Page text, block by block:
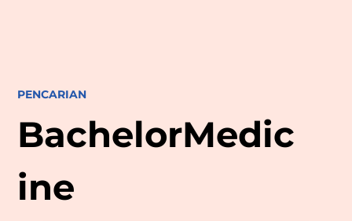
PENCARIAN
BachelorMedic
ine